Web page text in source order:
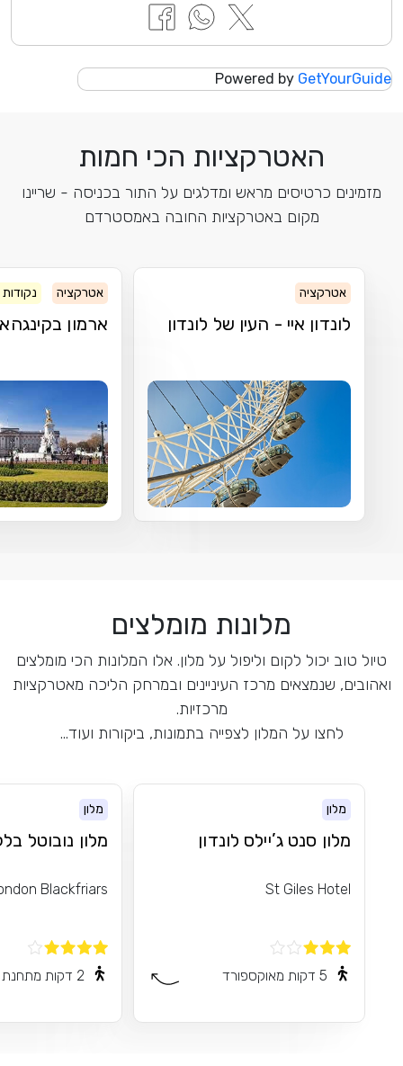
Powered by GetYourGuide
האטרקציות הכי חמות
מזמינים כרטיסים מראש ומדלגים על התור בכניסה - שריינו
מקום באטרקציות החובה באמסטרדם
אטרקציה
לונדון איי - העין של לונדון
אטרקציה נקודות
ארמון
מלונות מומלצים
טיול טוב יכול לקום וליפול על מלון. אלו המלונות הכי מומלצים
ואהובים, שנמצאים מרכז העיניינים ובמרחק הליכה מאטרקציות
מרכזיות.
לחצו על המלון לצפייה בתמונות, ביקורות ועוד...
מלון
מלון סנט ג’יילס לונדון
St Giles Hotel
5 דקות מאוקספורד
מלון
מלון נובוטל
Blackfriars
2 דקות מתחנת טיוב